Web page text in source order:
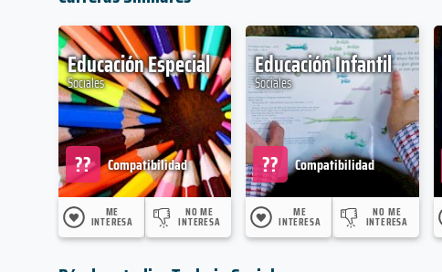
Educación Especial
Sociales
Compatibilidad
??
ME
INTERESA
NO ME
INTERESA
Educación Infantil
Sociales
Compatibilidad
??
ME
INTERESA
NO ME
INTERESA